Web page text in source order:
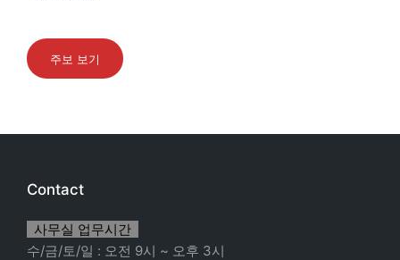
주보 보기
Contact
사무실 업무시간
수/금/토/일 : 오전 9시 ~ 오후 3시